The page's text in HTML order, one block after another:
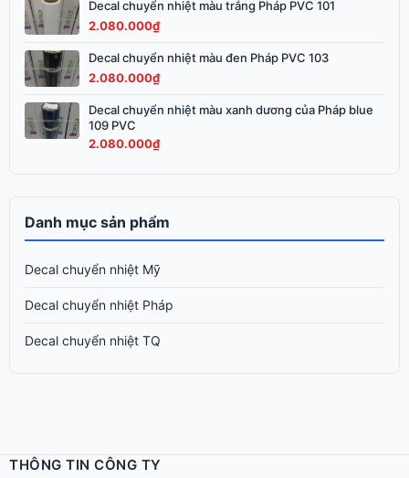
Decal chuyển nhiệt màu trắng Pháp PVC 101
2.080.000₫
Decal chuyển nhiệt màu đen Pháp PVC 103
2.080.000₫
Decal chuyển nhiệt màu xanh dương của Pháp blue
109 PVC
2.080.000₫
Danh mục sản phẩm
Decal chuyển nhiệt Mỹ
Decal chuyển nhiệt Pháp
Decal chuyển nhiệt TQ
THÔNG TIN CÔNG TY